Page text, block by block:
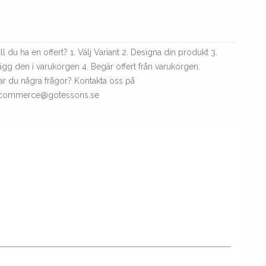
du ha en offert? 1. Välj Variant 2. Designa din produkt 3.
den i varukorgen 4. Begär offert från varukorgen.
du några frågor? Kontakta oss på